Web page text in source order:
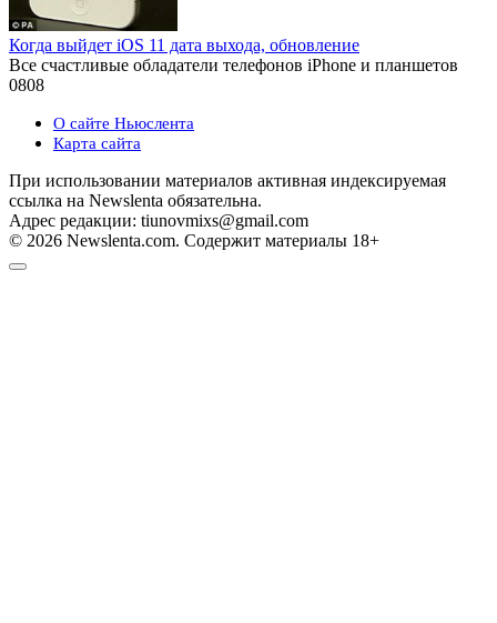
Когда выйдет iOS 11 дата выхода, обновление
Все счастливые обладатели телефонов iPhone и планшетов
0808
О сайте Ньюслента
Карта сайта
При использовании материалов активная индексируемая
ссылка на Newslenta обязательна.
Адрес редакции: tiunovmixs@gmail.com
© 2026 Newslenta.com. Содержит материалы 18+